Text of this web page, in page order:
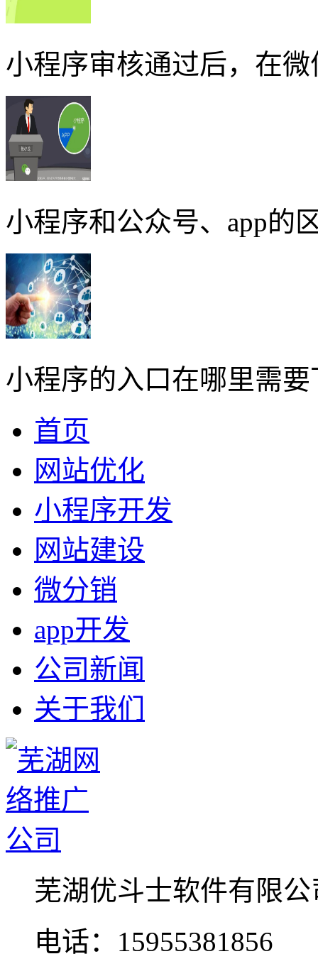
小程序审核通过后，在
小程序和公众号、app的
小程序的入口在哪里需要
首页
网站优化
小程序开发
网站建设
微分销
app开发
公司新闻
关于我们
芜湖优斗士软件有限公
电话：15955381856